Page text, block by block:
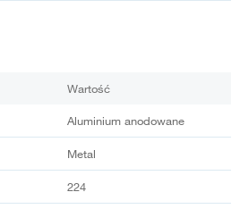
Wartość
Aluminium anodowane
Metal
224